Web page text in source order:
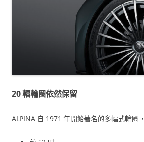
20 輻輪圈依然保留
ALPINA 自 1971 年開始著名的多幅式輪圈